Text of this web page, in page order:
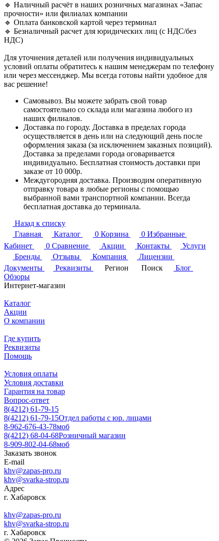
🔹 Наличный расчёт в наших розничных магазинах «Запас
прочности» или филиалах компании
🔹 Оплата банковской картой через терминал
🔹 Безналичный расчет для юридических лиц (с НДС/без
НДС)
Для уточнения деталей или получения индивидуальных
условий оплаты обратитесь к нашим менеджерам по телефону
или через мессенджер. Мы всегда готовы найти удобное для
вас решение!
Самовывоз. Вы можете забрать свой товар
самостоятельно со склада или магазина любого из
наших филиалов.
Доставка по городу. Доставка в пределах города
осуществляется в день или на следующий день после
оформления заказа (за исключением заказных позиций).
Доставка за пределами города оговаривается
индивидуально. Бесплатная стоимость доставки при
заказе от 10 000р.
Междугородняя доставка. Производим оперативную
отправку товара в любые регионы с помощью
выбранной вами транспортной компании. Всегда
бесплатная доставка до терминала.
Назад к списку
Главная
Каталог 0 Корзина 0 Избранные
Кабинет
0 Сравнение Акции Контакты
Услуги
Бренды
Отзывы Компания
Лицензии
Документы
Реквизиты Регион Поиск
Блог
Обзоры
Интернет-магазин
Каталог
Акции
О компании
Где купить
Реквизиты
Помощь
Условия оплаты
Условия доставки
Гарантия на товар
Вопрос-ответ
8(4212) 61-79-15
8(4212) 61-79-15Отдел работы с юр. лицами
8-962-676-43-78моб
8(4212) 68-04-68Розничный магазин
8-909-802-04-68моб
Заказать звонок
E-mail
khv@zapas-pro.ru
khv@svarka-strop.ru
Адрес
г. Хабаровск
khv@zapas-pro.ru
khv@svarka-strop.ru
г. Хабаровск